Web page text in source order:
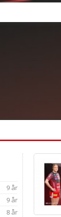
9 år
9 år
8 år